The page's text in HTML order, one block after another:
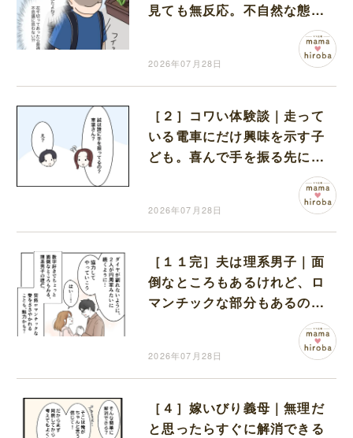
見ても無反応。不自然な態度
2026年07月28日
［２］コワい体験談｜走って
いる電車にだけ興味を示す子
ども。喜んで手を振る先には
2026年07月28日
［１１完］夫は理系男子｜面
倒なところもあるけれど、ロ
マンチックな部分もあるのが
2026年07月28日
［４］嫁いびり義母｜無理だ
と思ったらすぐに解消できる